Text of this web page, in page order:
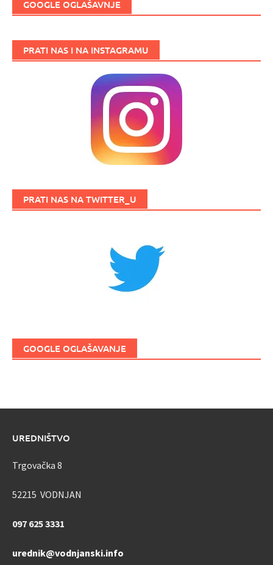
GOOGLE OGLAŠAVNJE
PRATI NAS I NA INSTAGRAMU
PRATI NAS NA TWITTER_U
GOOGLE OGLAŠAVANJE
UREDNIŠTVO
Trgovačka 8
52215 VODNJAN
097 625 3331
urednik@vodnjanski.info